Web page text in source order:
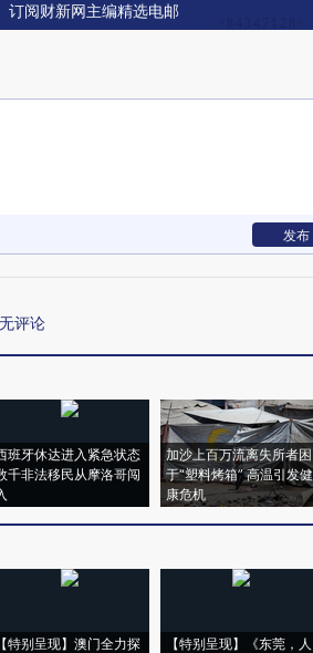
订阅财新网主编精选电邮
发布
评论
班牙休达进入紧急状态
千非法移民从摩洛哥闯
加沙上百万流离失所者困
于“塑料烤箱” 高温引发健
康危机
【特别呈现】澳门全力探
【特别呈现】《东莞，人